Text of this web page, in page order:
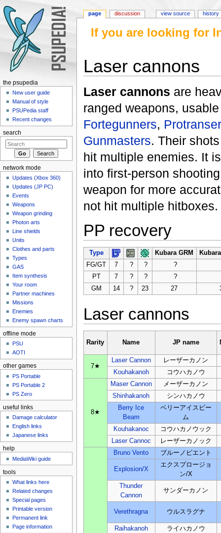
If you are looking for
Laser cannons
Laser cannons are
ranged weapons,
Fortegunners,
Gunmasters. Their
hit multiple enemies. It
into first-person
weapon for more
not hit multiple hitboxes.
PP recovery
Type Kubara GRM
FG/GT
7 ? ? ?
PT
7 ? ? ?
GM
14 ? 23 27
Laser cannons
Rarity Name JP name
7★
Laser Cannon
レーザーカノン
Kouhakanoh
コウハカノウ
8★
Maser Cannon
メーザーカノン
Shinhakanoh
シンハカノウ
Berry Ice
Beam
ベリーアイスビー
ム
Kouhakanoc
コウハカノウック
Laser Cannoc
レーザーカノック
Bruno Vento ブルーノビエント
Explosion/X
エクスプロージョ
ン/X
Thunder
Cannon
サンダーカノン
Verethragna ウルスラグナ
Raihakanoh
ライハカノウ
page discussion view source history
the psupedia
New user guide
Manual of style
PSUPedia staff
Recent changes
search
network mode
Updates (Xbox 360)
Updates (JP PC)
Events
Weapons
Weapon grinding
Photon arts
Line shields
Units
Clothes and parts
Types
GAS
Item synthesis
Your room
Partner machines
Missions
Enemies
Enemy spawn charts
offline mode
PSU
AOTI
other games
PS Portable
PS Portable 2
PS Zero
useful links
Damage calculator
English links
Japanese links
help
MediaWiki guide
tools
What links here
Related changes
Special pages
Printable version
Permanent link
Page information